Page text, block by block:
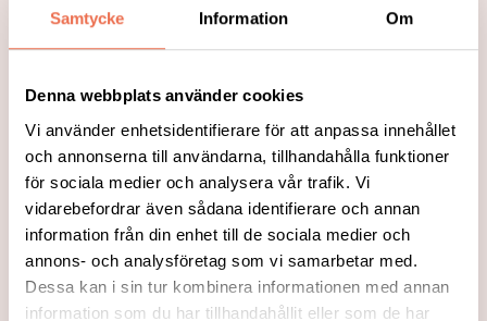
Samtycke Information Om
Denna webbplats använder cookies
Vi använder enhetsidentifierare för att anpassa innehållet
och annonserna till användarna, tillhandahålla funktioner
för sociala medier och analysera vår trafik. Vi
vidarebefordrar även sådana identifierare och annan
information från din enhet till de sociala medier och
annons- och analysföretag som vi samarbetar med.
Dessa kan i sin tur kombinera informationen med annan
information som du har tillhandahållit eller som de har
2023-12-13
Julbord med Neuro Kalmar 2023